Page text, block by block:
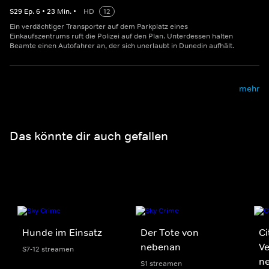
S29 Ep.6 • 23 Min. • HD
12
Ein verdächtiger Transporter auf dem Parkplatz eines
Einkaufszentrums ruft die Polizei auf den Plan. Unterdessen halten
Beamte einen Autofahrer an, der sich unerlaubt in Dunedin aufhält.
mehr
Das könnte dir auch gefallen
Hunde im Einsatz
S7-12 streamen
Der Tote von
nebenan
S1 streamen